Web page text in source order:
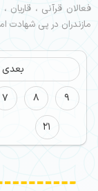
فعالان قرآنی ،
مازندران در پی شهادت
بعدی
7 8
9
21